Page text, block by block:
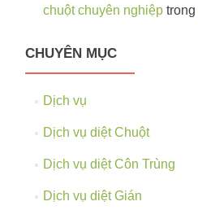
chuột chuyên nghiệptrong
CHUYÊN MỤC
Dịch vụ
Dịch vụ diệt Chuột
Dịch vụ diệt Côn Trùng
Dịch vụ diệt Gián